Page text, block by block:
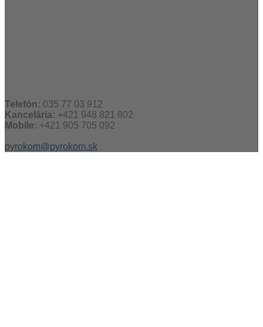
Telefón: 035 77 03 912
Kancelária: +421 948 821 802
Mobile: +421 905 705 092
pyrokom@pyrokom.sk